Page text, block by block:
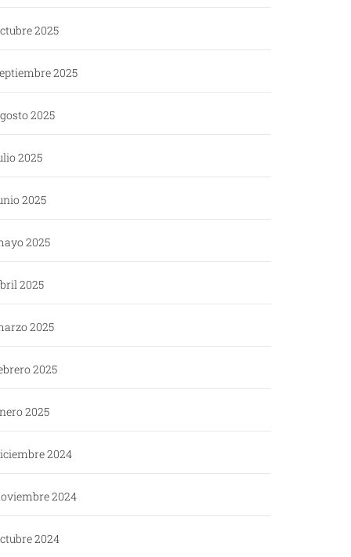
2025
2025
2025
2025
2025
2025
2025
2025
2025
2025
2024
2024
2024